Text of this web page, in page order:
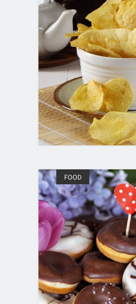
FOOD